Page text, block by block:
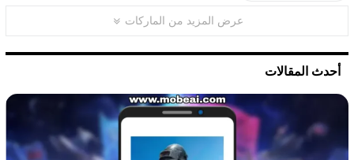
عرض المزيد من الماركات
أحدث المقالات